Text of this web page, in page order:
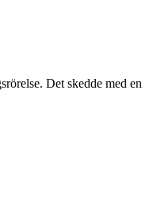
Det skedde med en